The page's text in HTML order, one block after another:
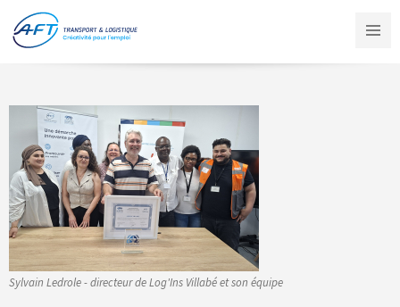
contenu
principal
Sylvain Ledrole - directeur de Log'Ins Villabé et son équipe